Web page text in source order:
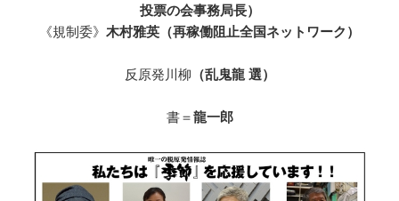
投票の会事務局長）
《規制委》 木村雅英（再稼働阻止全国ネットワーク）
反原発川柳 （乱鬼龍 選）
書＝龍一郎